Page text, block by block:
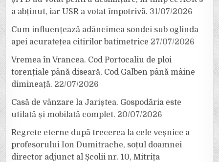
a abținut, iar USR a votat împotrivă. 31/07/2026
Cum influențează adâncimea sondei sub oglinda
apei acuratețea citirilor batimetrice 27/07/2026
Vremea în Vrancea. Cod Portocaliu de ploi
torențiale până diseară, Cod Galben până mâine
dimineață. 22/07/2026
Casă de vânzare la Jariștea. Gospodăria este
utilată și mobilată complet. 20/07/2026
Regrete eterne după trecerea la cele veșnice a
profesorului Ion Dumitrache, soțul doamnei
director adjunct al Școlii nr. 10, Mitrița